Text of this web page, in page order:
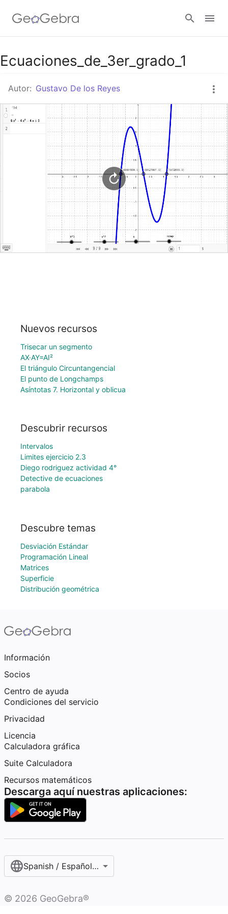
Google Classroom
GeoGebra Classroom
Abrir sesión
Ecuaciones_de_3er_grado_1
Autor: Gustavo De los Reyes
Nuevos recursos
Trisecar un segmento
AX·AY=AI²
El triángulo Circuntangencial
El punto de Longchamps
Asíntotas 7. Horizontal y oblicua
Descubrir recursos
Intervalos
Limites ejercicio 2.3
Diego rodriguez actividad 4°
Detective de ecuaciones
parabola
Descubre temas
Desviación Estándar
Programación Lineal
Matrices
Superficie
Distribución geométrica
Información
Socios
Centro de ayuda
Condiciones del servicio
Privacidad
Licencia
Calculadora gráfica
Suite Calculadora
Recursos matemáticos
Descarga aquí nuestras aplicaciones:
Spanish / Español (internacional)
© 2026 GeoGebra®